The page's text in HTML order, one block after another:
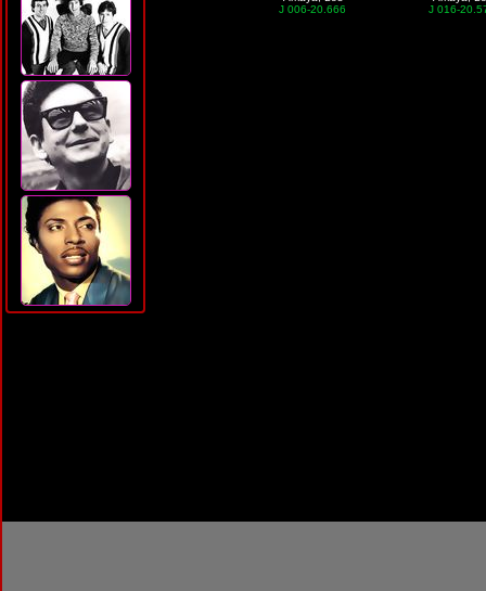
J 006-20.666
J 016-